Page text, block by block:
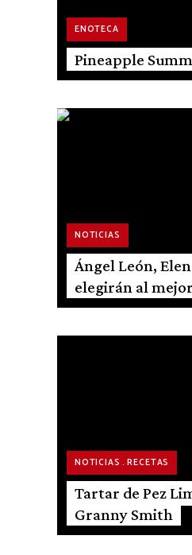
ENOTECA
Pineapple
NOTICIAS
Ángel León,
elegirán al
NOTICIAS RECETAS
Tartar de Pez
Granny Smith